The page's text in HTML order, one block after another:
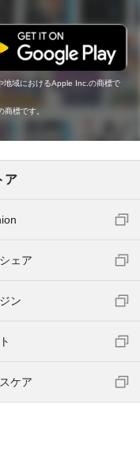
地域におけるApple Inc.の商標で
標です。
ア
ェア
ン
ケア